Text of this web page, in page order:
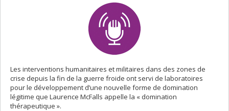
Les interventions humanitaires et militaires dans des zones de
crise depuis la fin de la guerre froide ont servi de laboratoires
pour le développement d’une nouvelle forme de domination
légitime que Laurence McFalls appelle la « domination
thérapeutique ».